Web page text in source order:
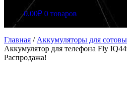
0.00₽ 0 товаров
Главная / Аккумуляторы для
Аккумулятор для телефона Fly
Распродажа!